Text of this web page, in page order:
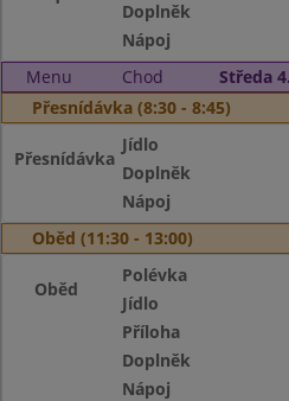
Doplněk
Nápoj
Menu
Chod
Středa
Přesnídávka (8:30 - 8:45)
Přesnídávka
Jídlo
Doplněk
Nápoj
Oběd (11:30 - 13:00)
Oběd
Polévka
Jídlo
Příloha
Doplněk
Nápoj